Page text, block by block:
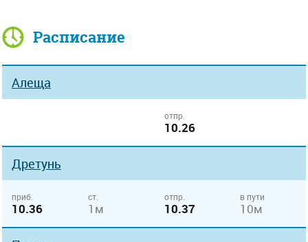
Расписание
Алеща
отпр.
10.26
Дретунь
приб.
10.36
ст.
1м
отпр.
10.37
в пути
10м